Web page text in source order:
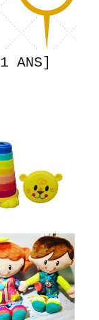
ANS]